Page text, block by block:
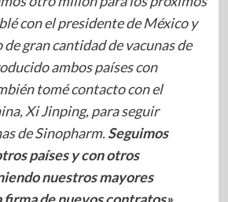
con el presidente de México y
gran cantidad de vacunas de
ambos países con
tomé contacto con el
Xi Jinping, para seguir
de Sinopharm.Seguimos
países y con otros
nuestros mayores